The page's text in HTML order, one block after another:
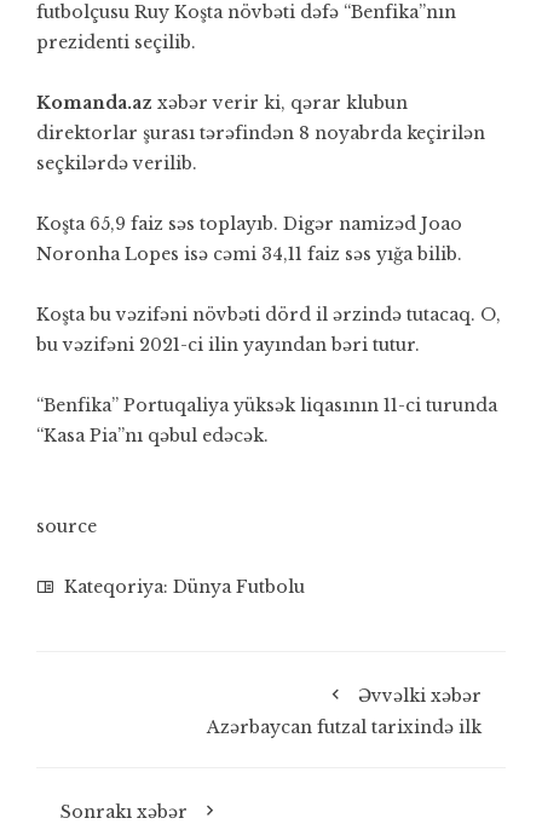
futbolçusu Ruy Koşta növbəti dəfə “Benfika”nın
prezidenti seçilib.
Komanda.az xəbər verir ki, qərar klubun
direktorlar şurası tərəfindən 8 noyabrda keçirilən
seçkilərdə verilib.
Koşta 65,9 faiz səs toplayıb. Digər namizəd Joao
Noronha Lopes isə cəmi 34,11 faiz səs yığa bilib.
Koşta bu vəzifəni növbəti dörd il ərzində tutacaq. O,
bu vəzifəni 2021-ci ilin yayından bəri tutur.
“Benfika” Portuqaliya yüksək liqasının 11-ci turunda
“Kasa Pia”nı qəbul edəcək.
source
Kateqoriya: Dünya Futbolu
Əvvəlki xəbər
Azərbaycan futzal tarixində ilk
Sonrakı xəbər